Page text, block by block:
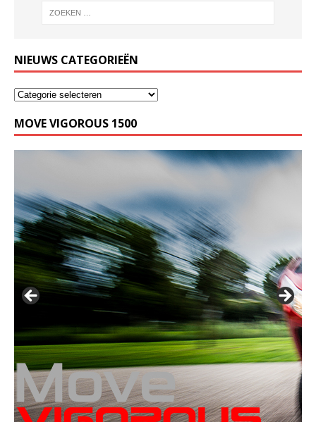
NIEUWS CATEGORIEËN
MOVE VIGOROUS 1500